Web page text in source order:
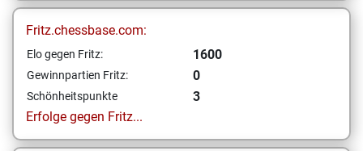
Fritz.chessbase.com:
Elo gegen Fritz: 1600
Gewinnpartien Fritz: 0
Schönheitspunkte
3
Erfolge gegen Fritz...